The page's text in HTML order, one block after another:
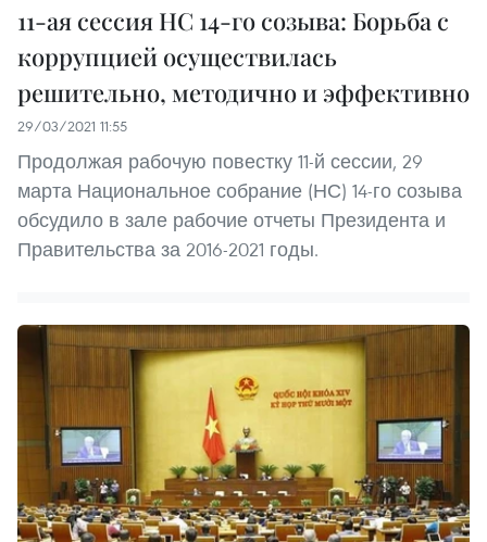
11-ая сессия НС 14-го созыва: Борьба с
коррупцией осуществилась
решительно, методично и эффективно
29/03/2021 11:55
Продолжая рабочую повестку 11-й сессии, 29
марта Национальное собрание (НС) 14-го созыва
обсудило в зале рабочие отчеты Президента и
Правительства за 2016-2021 годы.